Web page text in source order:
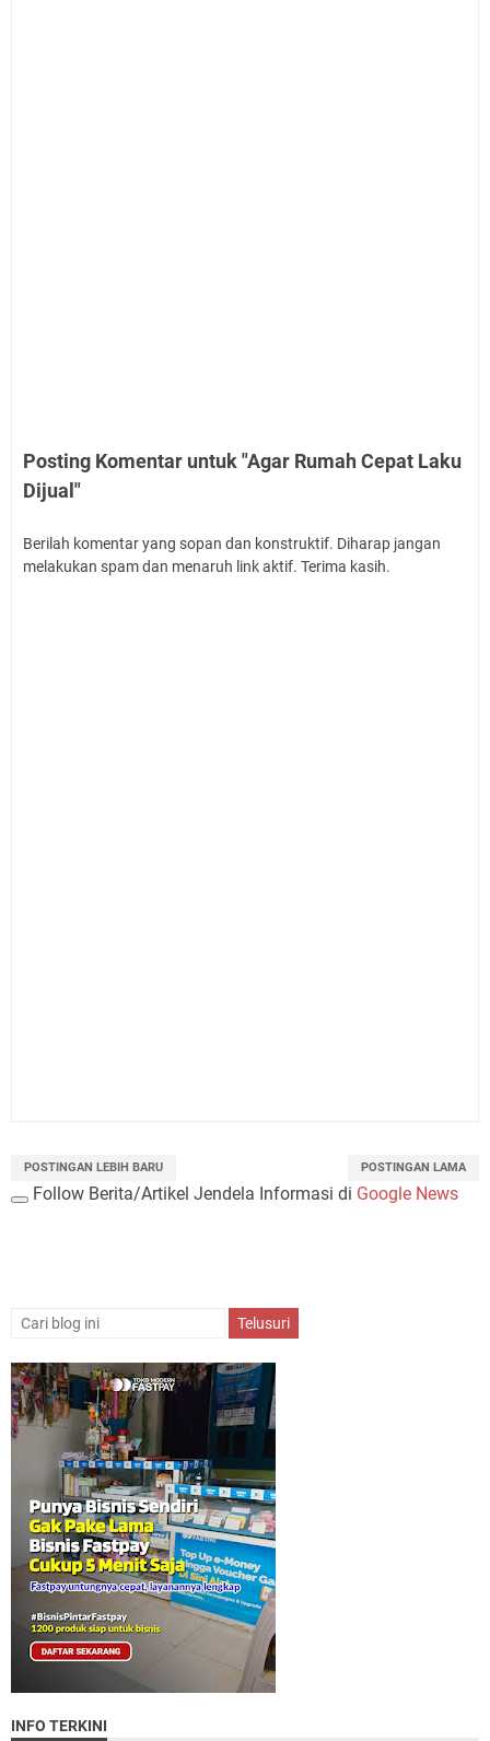
Posting Komentar untuk "Agar Rumah Cepat Laku
Dijual"
Berilah komentar yang sopan dan konstruktif. Diharap jangan
melakukan spam dan menaruh link aktif. Terima kasih.
POSTINGAN LEBIH BARU POSTINGAN LAMA
Follow Berita/Artikel Jendela Informasi di Google News
INFO TERKINI